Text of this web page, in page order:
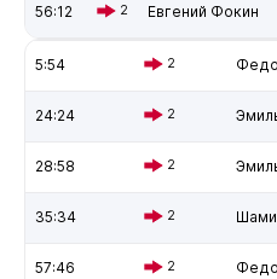
56:12 2 Евгений Фокин
5:54 2
24:24 2
28:58 2
35:34 2
57:46 2